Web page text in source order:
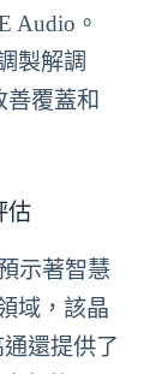
Audio。
製解調
覆蓋和
估
示著智慧
域，該晶
還提供了